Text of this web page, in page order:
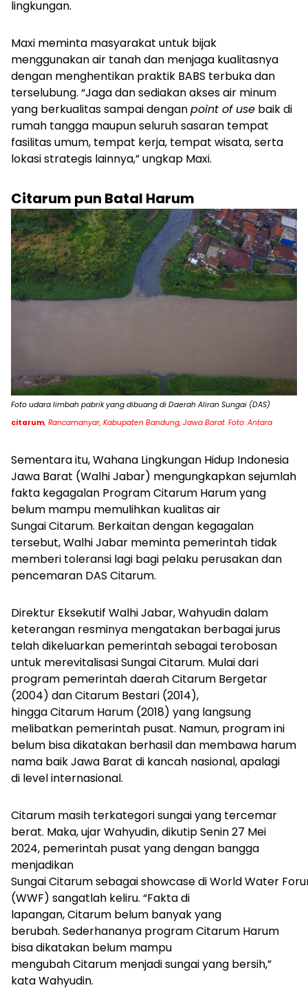
lingkungan.
Maxi meminta masyarakat untuk bijak
menggunakan air tanah dan menjaga kualitasnya
dengan menghentikan praktik BABS terbuka dan
terselubung. “Jaga dan sediakan akses air minum
yang berkualitas sampai denganpoint of use baik di
rumah tangga maupun seluruh sasaran tempat
fasilitas umum, tempat kerja, tempat wisata, serta
lokasi strategis lainnya,” ungkap Maxi.
Citarum pun Batal Harum
Foto udara limbah pabrik yang dibuang di Daerah Aliran Sungai (DAS)
citarum, Rancamanyar, Kabupaten Bandung, Jawa Barat. Foto: Antara
Sementara itu, Wahana Lingkungan Hidup Indonesia
Jawa Barat (Walhi Jabar) mengungkapkan sejumlah
fakta kegagalan Program Citarum Harum yang
belum mampu memulihkan kualitas air
Sungai Citarum. Berkaitan dengan kegagalan
tersebut,Walhi Jabar meminta pemerintah tidak
memberi toleransi lagi bagi pelaku perusakan dan
pencemaran DAS Citarum.
Direktur Eksekutif Walhi Jabar, Wahyudin dalam
keterangan resminya mengatakan berbagai jurus
telah dikeluarkan pemerintah sebagai terobosan
untuk merevitalisasi Sungai Citarum. Mulai dari
program pemerintah daerah Citarum Bergetar
(2004) dan Citarum Bestari (2014),
hingga Citarum Harum (2018) yang langsung
melibatkan pemerintah pusat. Namun, program ini
belum bisa dikatakan berhasil dan membawa harum
nama baik Jawa Barat di kancah nasional, apalagi
di level internasional.
Citarum masih terkategori sungai yang tercemar
berat. Maka, ujar Wahyudin, dikutip Senin 27 Mei
2024, pemerintah pusat yang dengan bangga
menjadikan
Sungai Citarum sebagaishowcasedi World Water
(WWF) sangatlah keliru. “Fakta di
lapangan, Citarum belum banyak yang
berubah. Sederhananya program Citarum Harum
bisa dikatakan belum mampu
mengubah Citarum menjadi sungai yang bersih,”
kata Wahyudin.